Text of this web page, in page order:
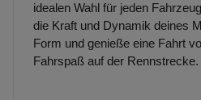
idealen Wahl für jeden
die Kraft und Dynamik deines
Form und genieße eine Fahrt
Fahrspaß auf der Rennstrecke.